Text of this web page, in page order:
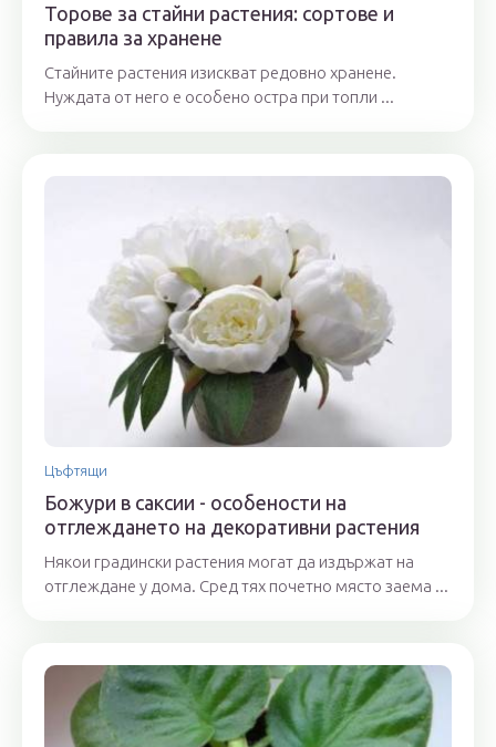
Торове за стайни растения: сортове и
правила за хранене
Стайните растения изискват редовно хранене.
Нуждата от него е особено остра при топли ...
Цъфтящи
Божури в саксии - особености на
отглеждането на декоративни растения
Някои градински растения могат да издържат на
отглеждане у дома. Сред тях почетно място заема ...